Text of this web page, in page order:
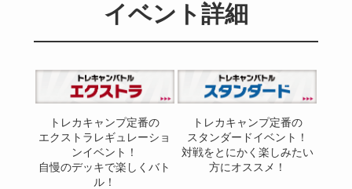
イベント詳細
トレカキャンプ定番の
エクストラレギュレーショ
ンイベント！
自慢のデッキで楽しくバト
ル！
トレカキャンプ定番の
スタンダードイベント！
対戦をとにかく楽しみたい
方にオススメ！